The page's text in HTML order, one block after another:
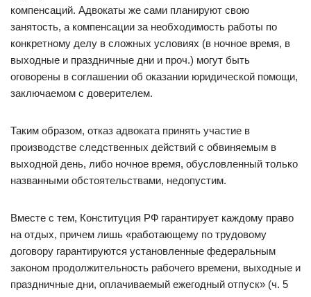
компенсаций. Адвокаты же сами планируют свою
занятость, а компенсации за необходимость работы по
конкретному делу в сложных условиях (в ночное время, в
выходные и праздничные дни и проч.) могут быть
оговорены в соглашении об оказании юридической помощи,
заключаемом с доверителем.
Таким образом, отказ адвоката принять участие в
производстве следственных действий с обвиняемым в
выходной день, либо ночное время, обусловленный только
названными обстоятельствами, недопустим.
Вместе с тем, Конституция РФ гарантирует каждому право
на отдых, причем лишь «работающему по трудовому
договору гарантируются установленные федеральным
законом продолжительность рабочего времени, выходные и
праздничные дни, оплачиваемый ежегодный отпуск» (ч. 5